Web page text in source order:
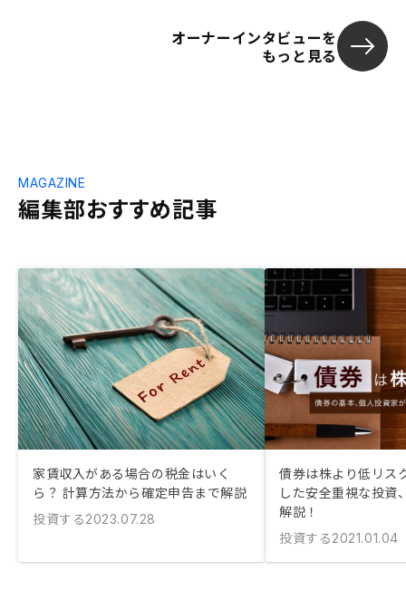
オーナーインタビューを
もっと見る
編集部おすすめ記事
MAGAZINE
家賃収入がある場合の税金はいく
ら？ 計算方法から確定申告まで解説
投資する2023.07.28
債券は株より低リス
した安全重視な投資
解説！
投資する2021.01.04